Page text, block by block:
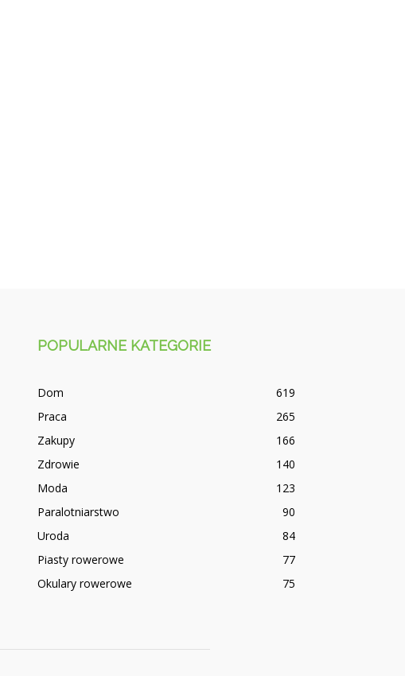
POPULARNE KATEGORIE
Dom
619
Praca
265
Zakupy
166
Zdrowie
140
Moda
123
Paralotniarstwo
90
Uroda
84
Piasty rowerowe
77
Okulary rowerowe
75